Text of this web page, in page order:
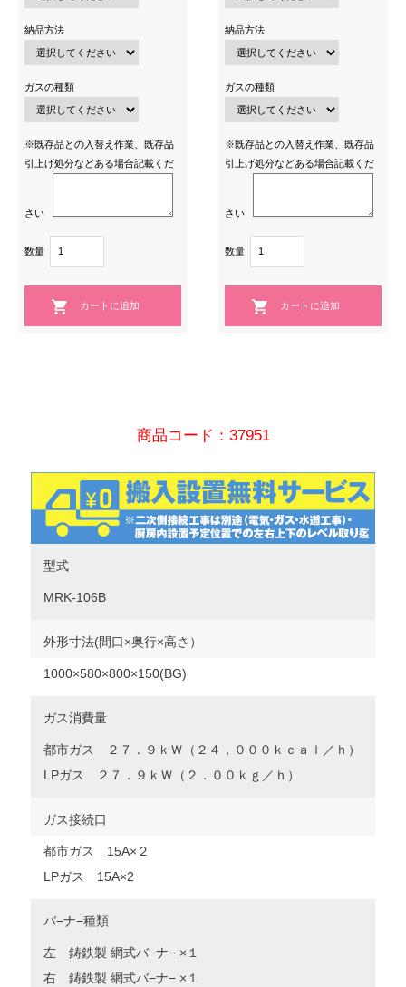
納品方法
ガスの種類
※既存品との入替え作業、既存品
引上げ処分などある場合記載くだ
さい
数量
納品方法
ガスの種類
※既存品との入替え作業、既存品
引上げ処分などある場合記載くだ
さい
数量
商品コード：37951
型式
MRK-106B
外形寸法(間口×奥行×高さ）
1000×580×800×150(BG)
ガス消費量
都市ガス ２７．９ｋＷ（２４，０００ｋｃａｌ／ｈ）
LPガス ２７．９ｋＷ（２．００ｋｇ／ｈ）
ガス接続口
都市ガス 15A×２
LPガス 15A×2
バ−ナ−種類
左 鋳鉄製 網式バ−ナ− ×１
右 鋳鉄製 網式バ−ナ− ×１